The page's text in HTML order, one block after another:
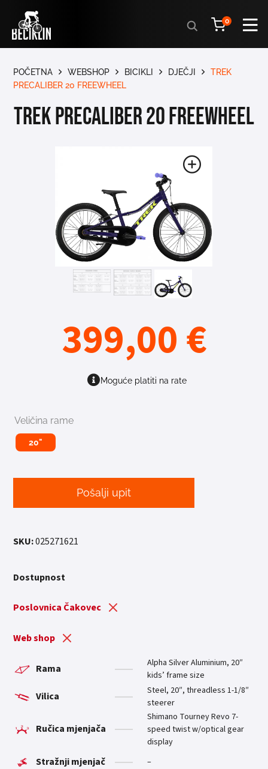
Products
search
0
POČETNA WEBSHOP BICIKLI DJEČJI
TREK
PRECALIBER 20 FREEWHEEL
TREK PRECALIBER 20 FREEWHEEL
399,00€
Moguće platiti na rate
Veličina rame
20"
Pošalji upit
SKU:025271621
Dostupnost
Poslovnica Čakovec
Web shop
Rama
Alpha Silver Aluminium, 20″
kids’ frame size
Vilica
Steel, 20″, threadless 1-1/8″
steerer
Ručica mjenjača
Shimano Tourney Revo 7-
speed twist w/optical gear
display
Stražnji mjenjač –